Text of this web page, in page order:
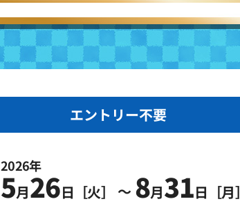
エントリー不要
2026年
5月26日［火］ 8月31日［月］